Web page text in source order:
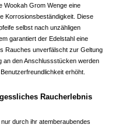
Wookah Grom Wenge eine
Korrosionsbeständigkeit. Diese
selbst nach unzähligen
garantiert der Edelstahl eine
Rauches unverfälscht zur Geltung
an den Anschlussstücken werden
erhöht.
Raucherlebnis
durch ihr atemberaubendes